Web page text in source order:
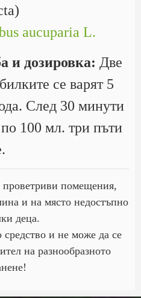
aucuparia L.
и дозировка: Две
се варят 5
След 30 минути
100 мл. три пъти
проветриви помещения,
и на място недостъпно
деца.
и не може да се
на разнообразното